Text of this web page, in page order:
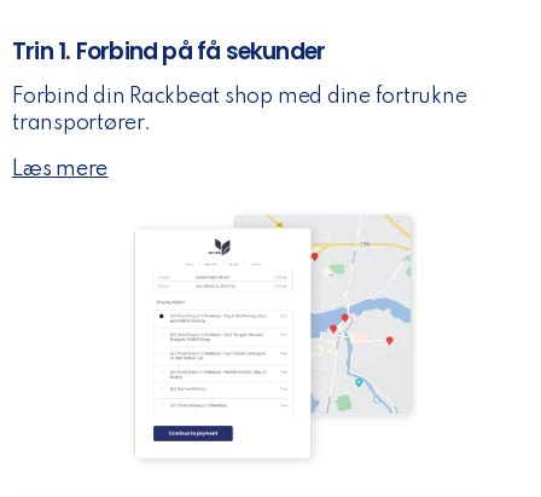
Trin 1. Forbind på få sekunder
Forbind din Rackbeat shop med dine fortrukne
transportører.
Læs mere